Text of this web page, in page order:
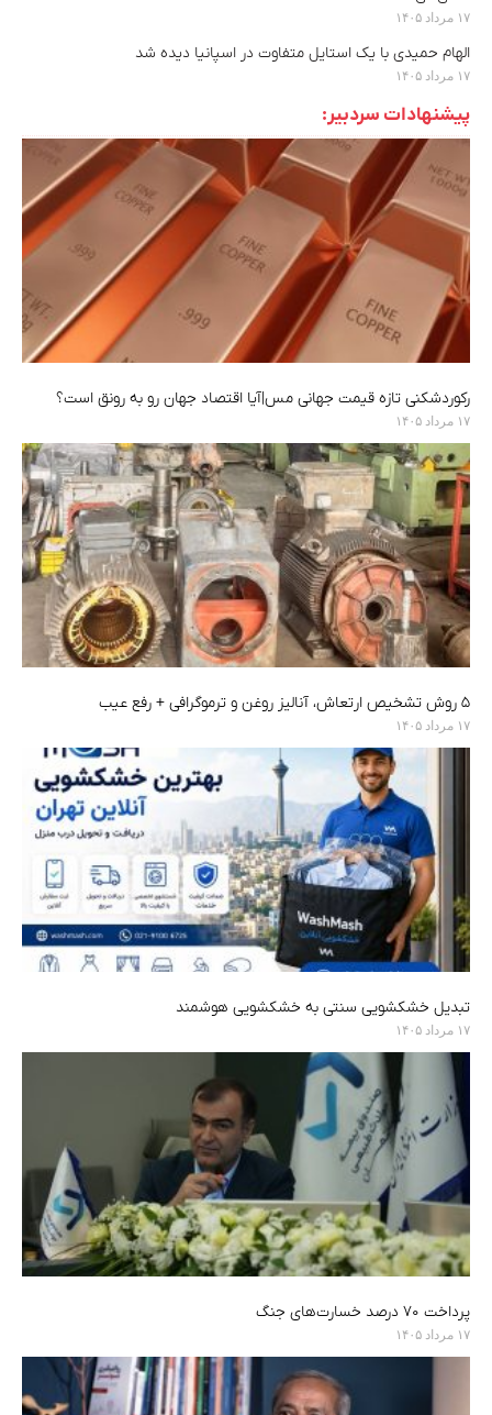
۱۷ مرداد ۱۴۰۵
الهام حمیدی با یک استایل متفاوت در اسپانیا دیده شد
۱۷ مرداد ۱۴۰۵
پیشنهادات سردبیر:
رکوردشکنی تازه قیمت جهانی مس|آیا اقتصاد جهان رو به رونق است؟
۱۷ مرداد ۱۴۰۵
۵ روش تشخیص ارتعاش، آنالیز روغن و ترموگرافی + رفع عیب
۱۷ مرداد ۱۴۰۵
تبدیل خشکشویی سنتی به خشکشویی هوشمند
۱۷ مرداد ۱۴۰۵
پرداخت ۷۰ درصد خسارت‌های جنگ
۱۷ مرداد ۱۴۰۵